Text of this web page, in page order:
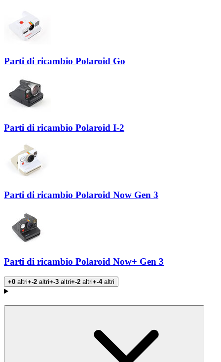
Parti di ricambio Polaroid Go
Parti di ricambio Polaroid I-2
Parti di ricambio Polaroid Now Gen 3
Parti di ricambio Polaroid Now+ Gen 3
+0 altri+-2 altri+-3 altri+-2 altri+-4altri
Prodotti